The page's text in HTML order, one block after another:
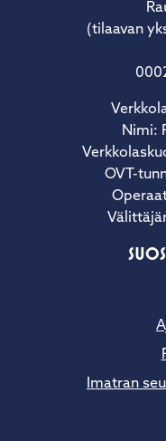
(tilaavan
Nimi:
OVT-
Imatran